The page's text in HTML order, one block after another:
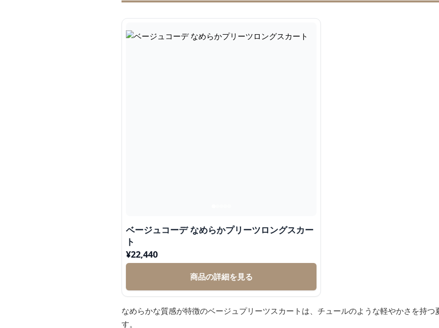
ベージュコーデ なめらかプリーツロングスカー
ト
¥22,440
商品の詳細を見る
なめらかな質感が特徴のベージュプリーツスカートは、チュールのような軽やかさを持
す。